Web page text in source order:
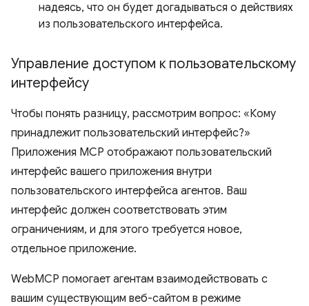
надеясь, что он будет догадываться о действиях
из пользовательского интерфейса.
Управление доступом к пользовательскому
интерфейсу
Чтобы понять разницу, рассмотрим вопрос: «Кому
принадлежит пользовательский интерфейс?»
Приложения MCP отображают пользовательский
интерфейс вашего приложения внутри
пользовательского интерфейса агентов. Ваш
интерфейс должен соответствовать этим
ограничениям, и для этого требуется новое,
отдельное приложение.
WebMCP помогает агентам взаимодействовать с
вашим существующим веб-сайтом в режиме